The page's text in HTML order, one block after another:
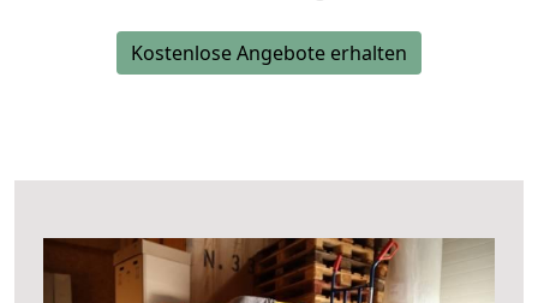
Kostenlose Angebote erhalten